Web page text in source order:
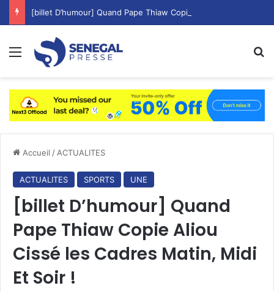
Menu
Accueil / ACTUALITES
ACTUALITES SPORTS UNE
[billet D’humour] Quand
Pape Thiaw Copie Aliou
Cissé les Cadres Matin, Midi
Et Soir !